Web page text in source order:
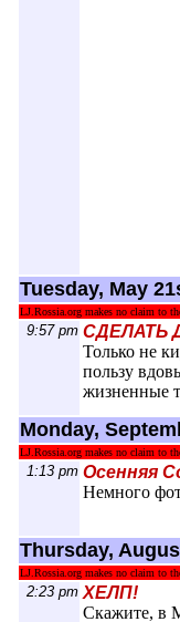
Tuesday, May
LJ.Rossia.org makes no claim to
9:57 pm СДЕЛАТЬ
Только не
пользу
жизненные
Monday,
LJ.Rossia.org makes no claim to
1:13 pm Осенняя
Немного
Thursday,
LJ.Rossia.org makes no claim to
2:23 pm ХЕЛП!
Скажите, в